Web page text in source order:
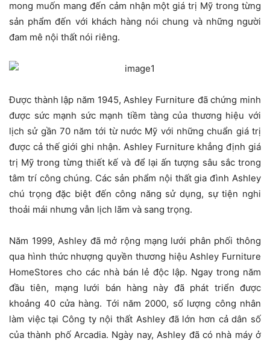
mong muốn mang đến cảm nhận một giá trị Mỹ trong từng
sản phẩm đến với khách hàng nói chung và những người
đam mê nội thất nói riêng.
Được thành lập năm 1945, Ashley Furniture đã chứng minh
được sức mạnh sức mạnh tiềm tàng của thương hiệu với
lịch sử gần 70 năm tới từ nước Mỹ với những chuẩn giá trị
được cả thế giới ghi nhận. Ashley Furniture khẳng định giá
trị Mỹ trong từng thiết kế và để lại ấn tượng sâu sắc trong
tâm trí công chúng. Các sản phẩm nội thất gia đình Ashley
chú trọng đặc biệt đến công năng sử dụng, sự tiện nghi
thoải mái nhưng vẫn lịch lãm và sang trọng.
Năm 1999, Ashley đã mở rộng mạng lưới phân phối thông
qua hình thức nhượng quyền thương hiệu Ashley Furniture
HomeStores cho các nhà bán lẻ độc lập. Ngay trong năm
đầu tiên, mạng lưới bán hàng này đã phát triển được
khoảng 40 cửa hàng. Tới năm 2000, số lượng công nhân
làm việc tại Công ty nội thất Ashley đã lớn hơn cả dân số
của thành phố Arcadia. Ngày nay, Ashley đã có nhà máy ở